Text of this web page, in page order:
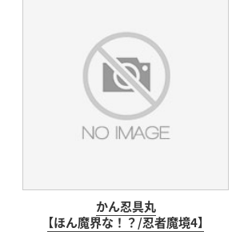
かん忍具丸
【ほん魔界な！？/忍者魔境4】